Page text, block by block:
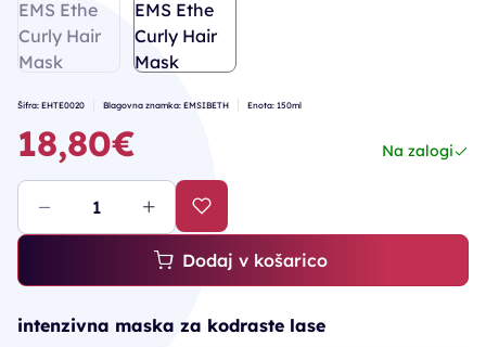
Šifra: EHTE0020 Blagovna znamka: EMSIBETH Enota: 150ml
18,80€ Na zalogi
Dodaj v košarico
intenzivna maska za kodraste lase